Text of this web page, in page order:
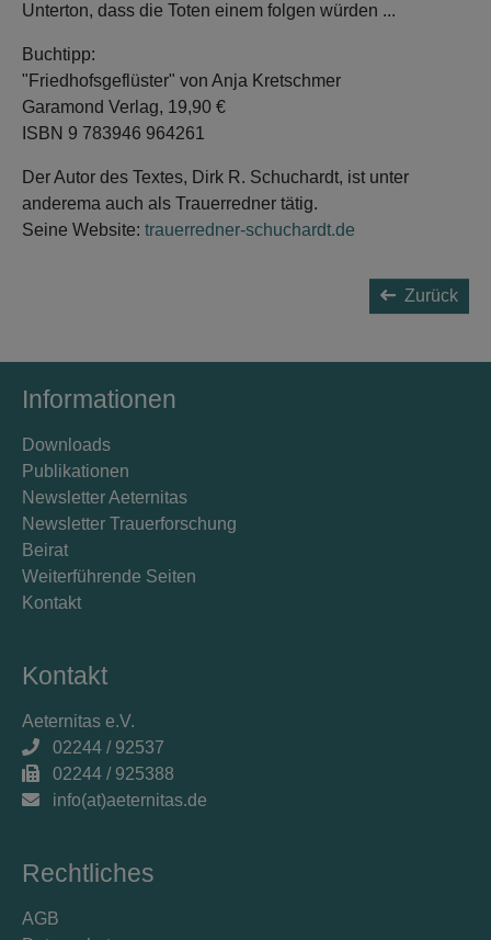
Unterton, dass die Toten einem folgen würden ...
Buchtipp:
"Friedhofsgeflüster" von Anja Kretschmer
Garamond Verlag, 19,90 €
ISBN 9 783946 964261
Der Autor des Textes, Dirk R. Schuchardt, ist unter
anderema auch als Trauerredner tätig.
Seine Website: trauerredner-schuchardt.de
Zurück
Informationen
Downloads
Publikationen
Newsletter Aeternitas
Newsletter Trauerforschung
Beirat
Weiterführende Seiten
Kontakt
Kontakt
Aeternitas e.V.
02244 / 92537
02244 / 925388
info(at)aeternitas.de
Rechtliches
AGB